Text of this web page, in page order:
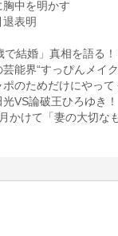
中を明かす
表明
結婚」真相を語る！
界“すっぴんメイ
のためだけにやって
VS論破王ひろゆき！
かけて「妻の大切な